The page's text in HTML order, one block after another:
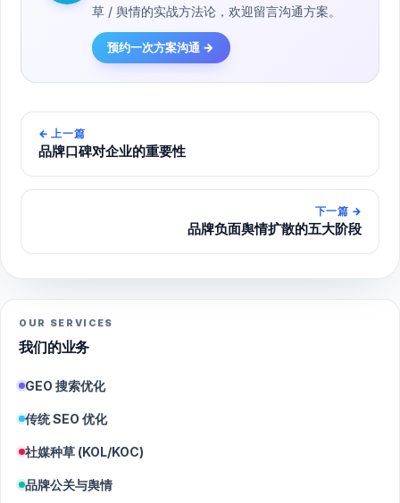
草 / 舆情的实战方法论，欢迎留言沟通方案。
预约一次方案沟通 →
← 上一篇
品牌口碑对企业的重要性
下一篇 →
品牌负面舆情扩散的五大阶段
OUR SERVICES
我们的业务
GEO 搜索优化
传统 SEO 优化
社媒种草 (KOL/KOC)
品牌公关与舆情